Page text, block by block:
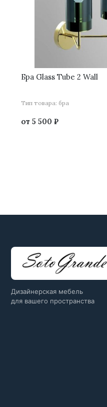
Бра Glass Tube 2 Wall
Тип товара: бра
от 5 500 ₽
Дизайнерская мебель
для вашего пространства